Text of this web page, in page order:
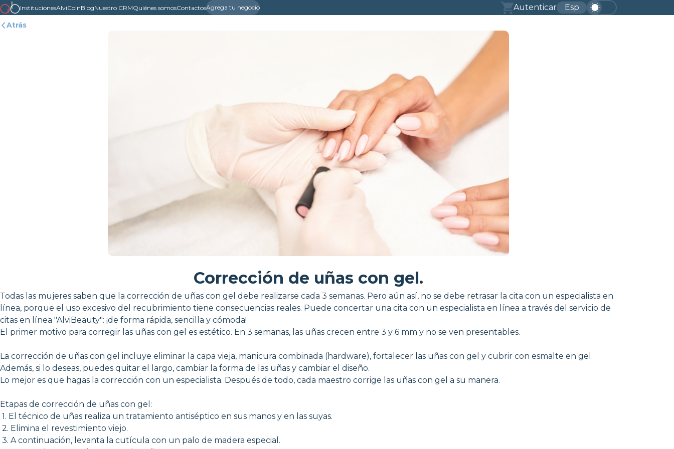
InstitucionesAlviCoinBlogNuestro CRMQuiénes somosContactosAgrega tu negocio Autenticar Esp
Atrás
Corrección de uñas con gel.
Todas las mujeres saben que la corrección de uñas con gel debe realizarse cada 3 semanas. Pero aún así, no se debe retrasar la cita con un especialista en
línea, porque el uso excesivo del recubrimiento tiene consecuencias reales. Puede concertar una cita con un especialista en línea a través del servicio de
citas en línea "AlviBeauty": ¡de forma rápida, sencilla y cómoda!
El primer motivo para corregir las uñas con gel es estético. En 3 semanas, las uñas crecen entre 3 y 6 mm y no se ven presentables.
La corrección de uñas con gel incluye eliminar la capa vieja, manicura combinada (hardware), fortalecer las uñas con gel y cubrir con esmalte en gel.
Además, si lo deseas, puedes quitar el largo, cambiar la forma de las uñas y cambiar el diseño.
Lo mejor es que hagas la corrección con un especialista. Después de todo, cada maestro corrige las uñas con gel a su manera.
Etapas de corrección de uñas con gel:
1. El técnico de uñas realiza un tratamiento antiséptico en sus manos y en las suyas.
2. Elimina el revestimiento viejo.
3. A continuación, levanta la cutícula con un palo de madera especial.